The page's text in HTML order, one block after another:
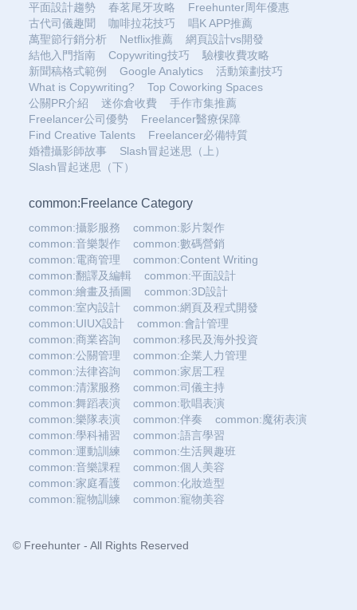
平面設計趨勢
春茗尾牙攻略
Freehunter周年優惠
古代司儀趣聞
咖啡拉花技巧
唱K APP推薦
萬聖節行銷分析
Netflix推薦
網頁設計vs開發
結他入門指南
Copywriting技巧
驗樓收費攻略
新聞稿格式範例
Google Analytics
活動策劃技巧
What is Copywriting?
Top Coworking Spaces
公關PR介紹
迷你倉收費
手作市集推薦
Freelancer公司優勢
Freelancer醫療保障
Find Creative Talents
Freelancer必備特質
婚禮攝影師故事
Slash冒起迷思（上）
Slash冒起迷思（下）
common:Freelance Category
common:攝影服務
common:影片製作
common:音樂製作
common:數碼營銷
common:電商管理
common:Content Writing
common:翻譯及編輯
common:平面設計
common:繪畫及插圖
common:3D設計
common:室內設計
common:網頁及程式開發
common:UIUX設計
common:會計管理
common:商業咨詢
common:移民及海外投資
common:公關管理
common:企業人力管理
common:法律咨詢
common:家居工程
common:清潔服務
common:司儀主持
common:舞蹈表演
common:歌唱表演
common:樂隊表演
common:伴奏
common:魔術表演
common:學科補習
common:語言學習
common:運動訓練
common:生活興趣班
common:音樂課程
common:個人美容
common:家庭看護
common:化妝造型
common:寵物訓練
common:寵物美容
© Freehunter - All Rights Reserved